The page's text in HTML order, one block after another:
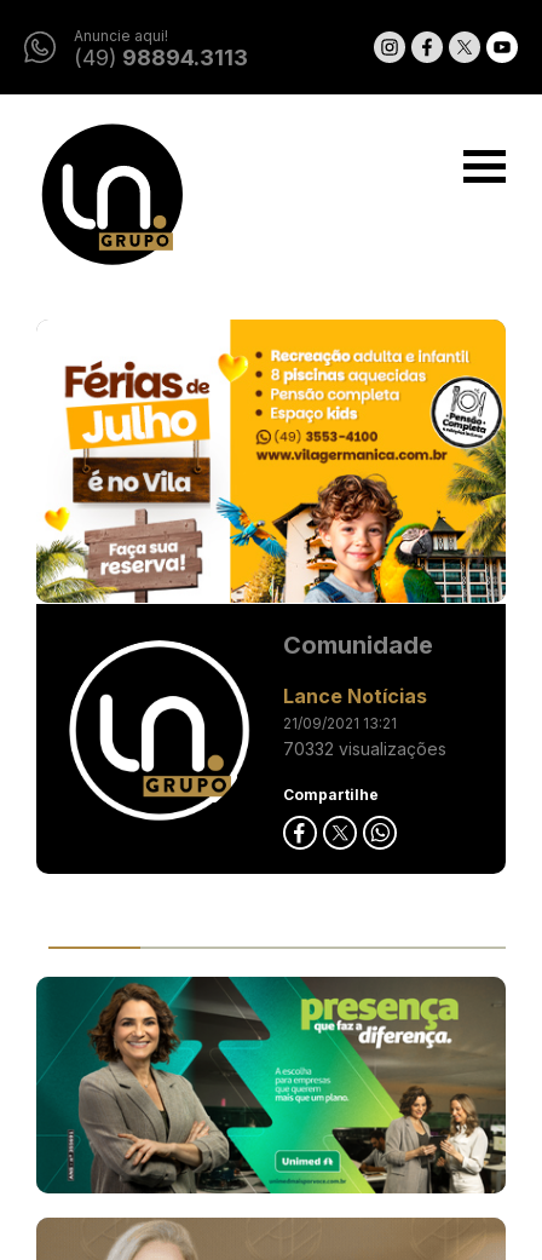
Anuncie aqui!
(49) 98894.3113
Comunidade
Lance Notícias
21/09/2021 13:21
70332 visualizações
Compartilhe